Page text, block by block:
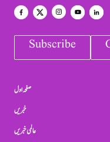
Subscribe
صفحہ اول
خبریں
عالمی خبریں